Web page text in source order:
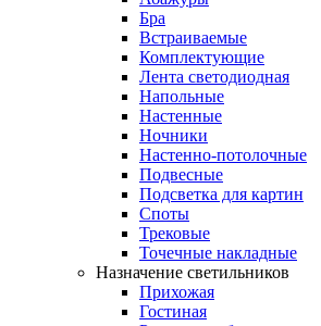
Бра
Встраиваемые
Комплектующие
Лента светодиодная
Напольные
Настенные
Ночники
Настенно-потолочные
Подвесные
Подсветка для картин
Споты
Трековые
Точечные накладные
Назначение светильников
Прихожая
Гостиная